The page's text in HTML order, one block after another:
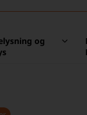
og